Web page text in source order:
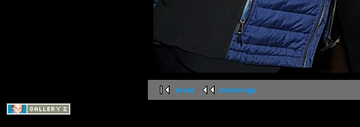
erste vorherige